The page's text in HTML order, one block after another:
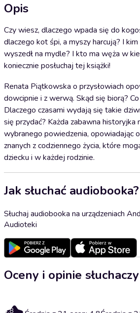
Opis
Czy wiesz, dlaczego wpada się do
dlaczego kot śpi, a myszy harcują? I kim
wyszedł na mydle? I kto ma węża w
koniecznie posłuchaj tej książki!
Renata Piątkowska o przysłowiach
dowcipnie i z werwą. Skąd się biorą?
Dlaczego czasami wydają się takie
się przydać? Każda zabawna historyjka
wybranego powiedzenia, opowiadając
znanych z codziennego życia, które
dziecku i w każdej rodzinie.
Jak słuchać audiobooka?
Słuchaj audiobooka na urządzeniach
Audioteki
Oceny i opinie słuchaczy
4.8